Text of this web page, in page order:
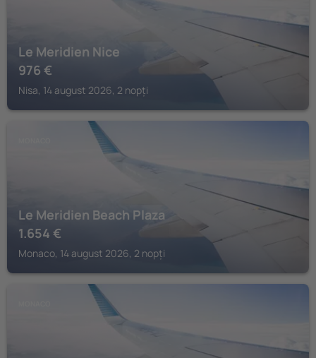
Le Meridien Nice
976 €
Nisa, 14 august 2026, 2 nopți
Le Meridien Beach Plaza
1.654 €
Monaco, 14 august 2026, 2 nopți